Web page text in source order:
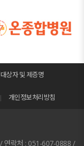
상자 및 제증명
개인정보처리방침
연락처 : 051-607-0888 /